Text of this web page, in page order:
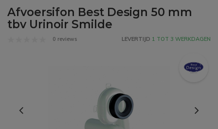
Afvoersifon Best Design 50 mm
tbv Urinoir Smilde
0 reviews LEVERTIJD 1 TOT 3 WERKDAGEN